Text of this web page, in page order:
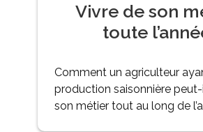
Vivre de son
toute
Comment un agriculteur
production saisonnière
son métier tout au long de